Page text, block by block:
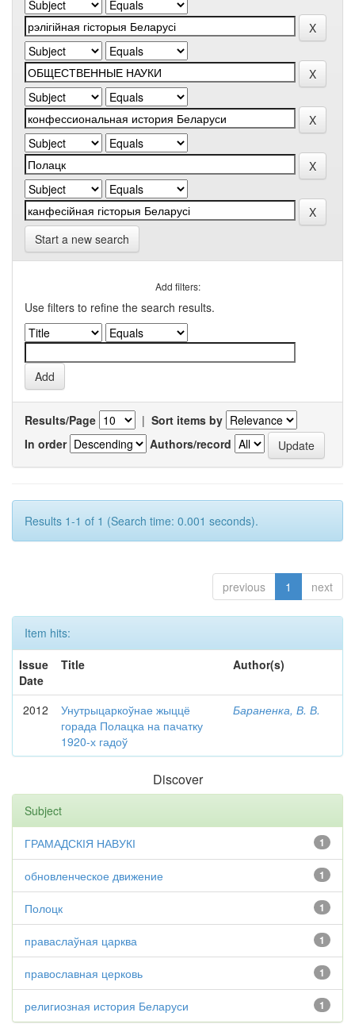
Start a new search
Add filters:
Use filters to refine the search results.
Results/Page | Sort items by
In order
Authors/record
Results 1-1 of 1 (Search time: 0.001 seconds).
previous 1 next
Item hits:
Issue
Date
Title Author(s)
2012
Унутрыцаркоўнае жыццё
горада Полацка на пачатку
1920-х гадоў
Бараненка, В. В.
Discover
Subject
1
ГРАМАДСКІЯ НАВУКІ
1
обновленческое движение
1
Полоцк
1
праваслаўная царква
1
православная церковь
1
религиозная история Беларуси